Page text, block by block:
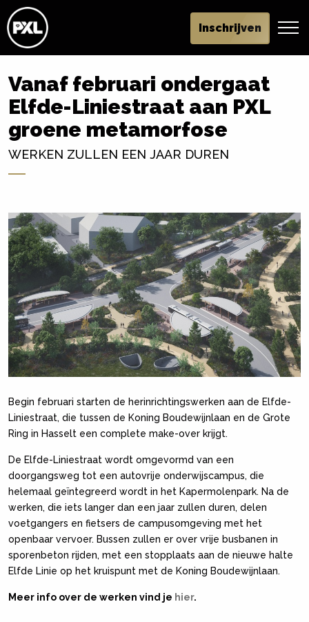
Inschrijven
Vanaf februari ondergaat
Elfde-Liniestraat aan PXL
groene metamorfose
WERKEN ZULLEN EEN JAAR DUREN
Begin februari starten de herinrichtingswerken aan de Elfde-
Liniestraat, die tussen de Koning Boudewijnlaan en de Grote
Ring in Hasselt een complete make-over krijgt.
De Elfde-Liniestraat wordt omgevormd van een
doorgangsweg tot een autovrije onderwijscampus, die
helemaal geïntegreerd wordt in het Kapermolenpark. Na de
werken, die iets langer dan een jaar zullen duren, delen
voetgangers en fietsers de campusomgeving met het
openbaar vervoer. Bussen zullen er over vrije busbanen in
sporenbeton rijden, met een stopplaats aan de nieuwe halte
Elfde Linie op het kruispunt met de Koning Boudewijnlaan.
Meer info over de werken vind je hier.